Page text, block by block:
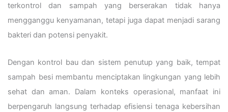
terkontrol dan sampah yang berserakan tidak hanya
mengganggu kenyamanan, tetapi juga dapat menjadi sarang
bakteri dan potensi penyakit.
Dengan kontrol bau dan sistem penutup yang baik, tempat
sampah besi membantu menciptakan lingkungan yang lebih
sehat dan aman. Dalam konteks operasional, manfaat ini
berpengaruh langsung terhadap efisiensi tenaga kebersihan